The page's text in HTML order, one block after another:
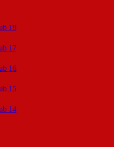
19
17
16
15
14